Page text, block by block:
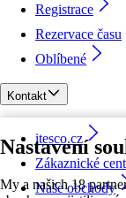
Nastavení
My a našich 18
Registrace
Rezervace času
Oblíbené
Kontakt
itesco.cz
Zákaznické
Naše obchody